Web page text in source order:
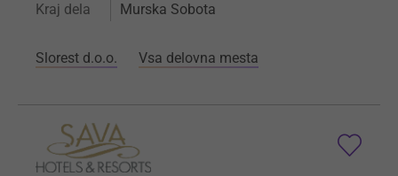
Kraj dela Murska Sobota
Slorest d.o.o. Vsa delovna mesta